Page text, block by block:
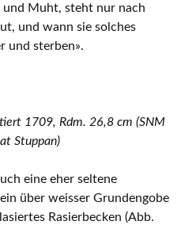
Muht, steht nur nach
und wann sie solches
und sterben».
1709, Rdm. 26,8 cm (SNM
Stuppan)
eine eher seltene
über weisser Grundengobe
Rasierbecken (Abb.